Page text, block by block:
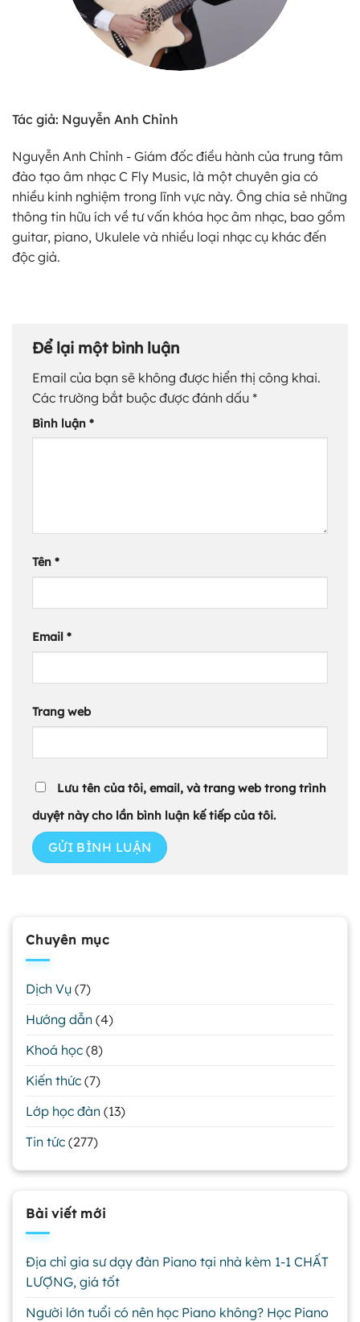
Tác giả: Nguyễn Anh Chỉnh
Nguyễn Anh Chỉnh - Giám đốc điều hành của trung tâm
đào tạo âm nhạc C Fly Music, là một chuyên gia có
nhiều kinh nghiệm trong lĩnh vực này. Ông chia sẻ những
thông tin hữu ích về tư vấn khóa học âm nhạc, bao gồm
guitar, piano, Ukulele và nhiều loại nhạc cụ khác đến
độc giả.
Để lại một bình luận
Email của bạn sẽ không được hiển thị công khai.
Các trường bắt buộc được đánh dấu *
Bình luận *
Tên *
Email *
Trang web
Lưu tên của tôi, email, và trang web trong trình
duyệt này cho lần bình luận kế tiếp của tôi.
Chuyên mục
Dịch Vụ (7)
Hướng dẫn (4)
Khoá học (8)
Kiến thức (7)
Lớp học đàn (13)
Tin tức (277)
Bài viết mới
Địa chỉ gia sư dạy đàn Piano tại nhà kèm 1-1 CHẤT
LƯỢNG, giá tốt
Người lớn tuổi có nên học Piano không? Học Piano